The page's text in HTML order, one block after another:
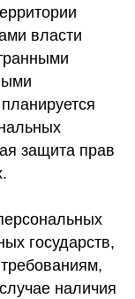
власти
защита прав
государств,
наличия